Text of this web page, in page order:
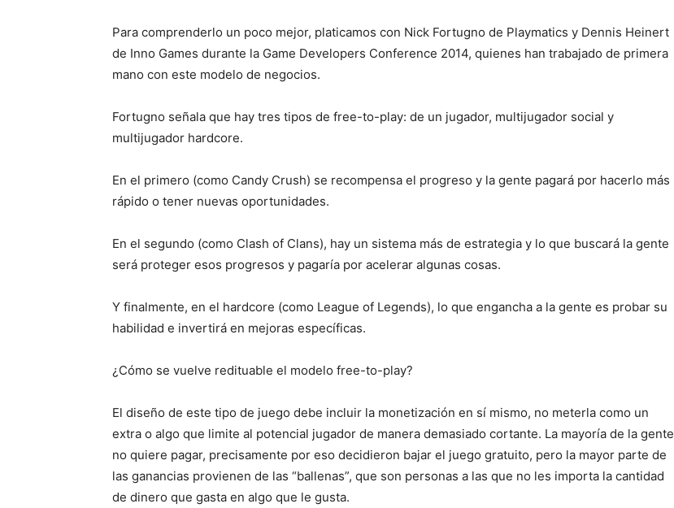
Para comprenderlo un poco mejor, platicamos con Nick Fortugno de Playmatics y Dennis Heinert
de Inno Games durante la Game Developers Conference 2014, quienes han trabajado de primera
mano con este modelo de negocios.
Fortugno señala que hay tres tipos de free-to-play: de un jugador, multijugador social y
multijugador hardcore.
En el primero (como Candy Crush) se recompensa el progreso y la gente pagará por hacerlo más
rápido o tener nuevas oportunidades.
En el segundo (como Clash of Clans), hay un sistema más de estrategia y lo que buscará la gente
será proteger esos progresos y pagaría por acelerar algunas cosas.
Y finalmente, en el hardcore (como League of Legends), lo que engancha a la gente es probar su
habilidad e invertirá en mejoras específicas.
¿Cómo se vuelve redituable el modelo free-to-play?
El diseño de este tipo de juego debe incluir la monetización en sí mismo, no meterla como un
extra o algo que limite al potencial jugador de manera demasiado cortante. La mayoría de la gente
no quiere pagar, precisamente por eso decidieron bajar el juego gratuito, pero la mayor parte de
las ganancias provienen de las “ballenas”, que son personas a las que no les importa la cantidad
de dinero que gasta en algo que le gusta.